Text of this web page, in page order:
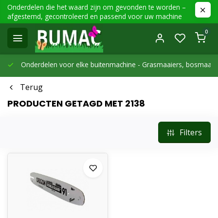
Onderdelen die het waard zijn om gevonden te worden –
afgestemd, gecontroleerd en passend voor uw machine
0
Onderdelen voor elke buitenmachine - Grasmaaiers,
Terug
PRODUCTEN GETAGD MET 2138
Filters